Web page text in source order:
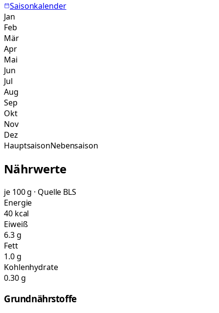
Saisonkalender
Jan
Feb
Mär
Apr
Mai
Jun
Jul
Aug
Sep
Okt
Nov
Dez
HauptsaisonNebensaison
Nährwerte
je 100 g · Quelle BLS
Energie
40 kcal
Eiweiß
6.3 g
Fett
1.0 g
Kohlenhydrate
0.30 g
Grundnährstoffe